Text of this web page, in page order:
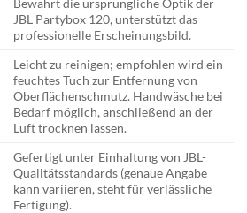
JBL Partybox 120, unterstützt das
professionelle Erscheinungsbild.
Leicht zu reinigen; empfohlen wird ein
feuchtes Tuch zur Entfernung von
Oberflächenschmutz. Handwäsche bei
Bedarf möglich, anschließend an der
Luft trocknen lassen.
Gefertigt unter Einhaltung von JBL-
Qualitätsstandards (genaue Angabe
kann variieren, steht für verlässliche
Fertigung).